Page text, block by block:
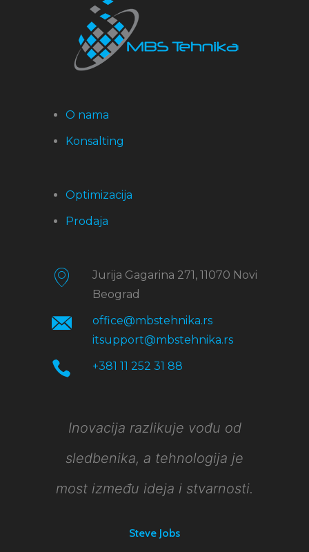
O nama
Konsalting
Optimizacija
Prodaja
Jurija Gagarina 271, 11070 Novi
Beograd
office@mbstehnika.rs
itsupport@mbstehnika.rs
+381 11 252 31 88
Inovacija razlikuje vođu od
sledbenika, a tehnologija je
most između ideja i stvarnosti.
Steve Jobs